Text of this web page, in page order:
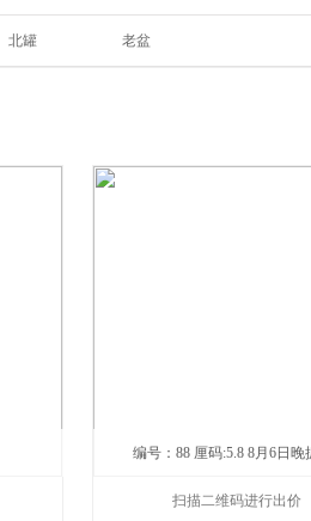
北罐 老盆
编号：88 厘码:5.8 8月6日晚
扫描二维码进行出价